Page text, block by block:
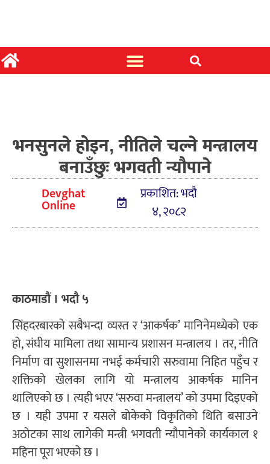
भनसुनले होइन, नीतिले चल्ने मन्त्रालय
बनाउँछुः भगवती न्यौपाने
Devghat
Online
प्रकाशित: भदौ
४, २०८२
काठमाडौं । भदौ ५
सिंहदरबारको सबैभन्दा व्यस्त र ‘आकर्षक’ मानिनेमध्येको एक
हो, संघीय मामिला तथा सामान्य प्रशासन मन्त्रालय । तर, नीति
निर्माण वा सुशासनमा नभई कर्मचारी सरुवामा निहित पहुँच र
शक्तिको खेलका लागि यो मन्त्रालय आकर्षक मानिन
थालिएको छ । त्यही भएर ‘सरुवा मन्त्रालय’ को उपमा दिइएको
छ । यही उपमा र यसले बोकेको विकृतिको थिति बसाउने
अठोटका साथ लागेकी मन्त्री भगवती न्यौपानेको कार्यकाल १
महिना पूरा भएको छ ।